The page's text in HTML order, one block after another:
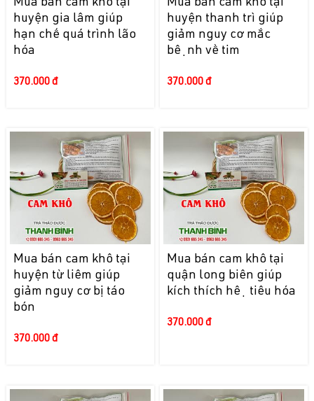
Mua bán cam khô tại
huyện gia lâm giúp
hạn chế quá trình lão
hóa
370.000 đ
Mua bán cam khô tại
huyện thanh trì giúp
giảm nguy cơ mắc
bệnh về tim
370.000 đ
Mua bán cam khô tại
huyện từ liêm giúp
giảm nguy cơ bị táo
bón
370.000 đ
Mua bán cam khô tại
quận long biên giúp
kích thích hệ tiêu hóa
370.000 đ